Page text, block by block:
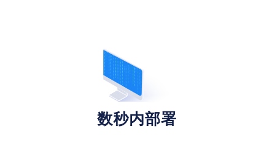
数秒内部署